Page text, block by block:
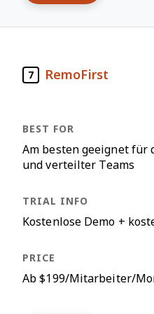
7 RemoFirst
Am besten geeignet für
und verteilter Teams
Kostenlose Demo +
Ab $199/Mitarbeiter/